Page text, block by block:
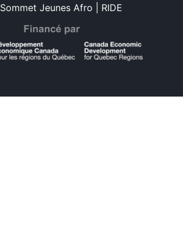
Sommet Jeunes Afro | RIDE